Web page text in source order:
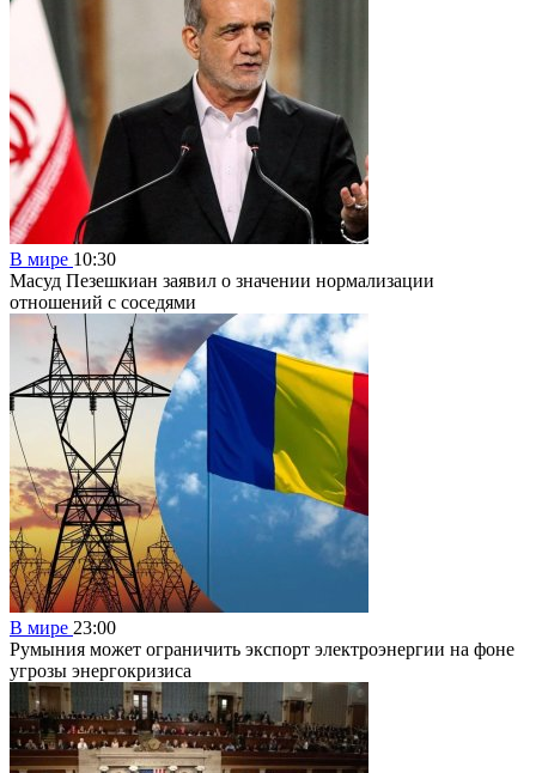
В мире 10:30
Масуд Пезешкиан заявил о значении нормализации
отношений с соседями
В мире 23:00
Румыния может ограничить экспорт электроэнергии на фоне
угрозы энергокризиса